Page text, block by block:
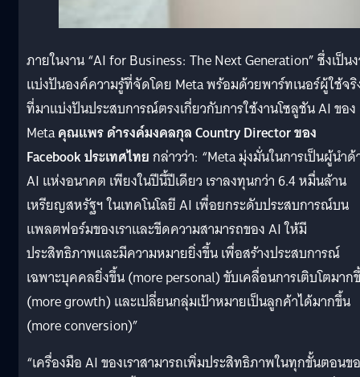
ภายในงาน “AI for Business: The Next Generation” ซึ่งเป็น
แบ่งปันองค์ความรู้ที่จัดโดย Meta พร้อมด้วยพาร์ทเนอร์ผู้ใช้จริ
ที่มาแบ่งปันประสบการณ์ตรงเกี่ยวกับการใช้งานโซลูชัน AI ของ
Metaคุณแพร ดํารงค์มงคลกุล Country Director ของ
Facebook ประเทศไทยกล่าวว่า: “Meta มุ่งมั่นในการเป็นผู้นำ
AI แห่งอนาคต เพียงในปีนี้ปีเดียว เราลงทุนกว่า 6.4 หมื่นล้าน
เหรียญสหรัฐฯ ในเทคโนโลยี AI เพื่อยกระดับประสบการณ์บน
แพลตฟอร์มของเราและขีดความสามารถของ AI ให้มี
ประสิทธิภาพและมีความหมายยิ่งขึ้น เพื่อสร้างประสบการณ์
เฉพาะบุคคลยิ่งขึ้น (more personal) ขับเคลื่อนการเติบโตมาก
(more growth) และเปลี่ยนกลุ่มเป้าหมายเป็นลูกค้าได้มากขึ้น
(more conversion)”
“เครื่องมือ AI ของเราสามารถเพิ่มประสิทธิภาพในทุกขั้นตอนข